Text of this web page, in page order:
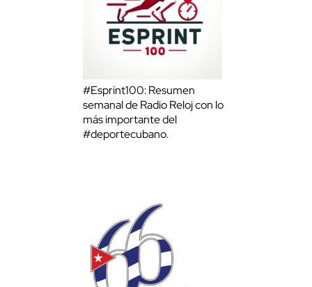
#Esprint100: Resumen
semanal de Radio Reloj con lo
más importante del
#deportecubano.